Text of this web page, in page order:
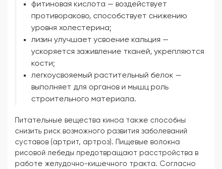
фитиновая кислота — воздействует
противораково, способствует снижению
уровня холестерина;
лизин улучшает усвоение кальция —
ускоряется заживление тканей, укрепляются
кости;
легкоусвояемый растительный белок —
выполняет для органов и мышц роль
строительного материала.
Питательные вещества киноа также способны
снизить риск возможного развития заболеваний
суставов (артрит, артроз). Пищевые волокна
рисовой лебеды предотвращают расстройства в
работе желудочно-кишечного тракта. Согласно